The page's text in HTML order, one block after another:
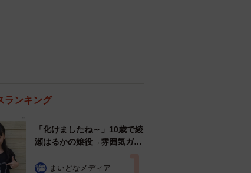
ランキング
「化けましたね～」10歳で綾
瀬はるかの娘役→雰囲気ガラ
雰囲気が」「宝塚に入れそ
まいどなメディア